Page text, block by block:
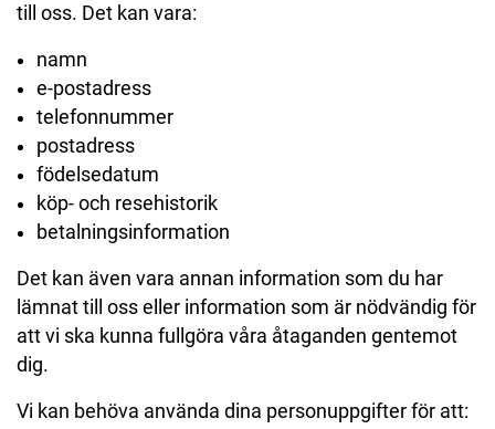
till oss. Det kan vara:
namn
e-postadress
telefonnummer
postadress
födelsedatum
köp- och resehistorik
betalningsinformation
Det kan även vara annan information som du har
lämnat till oss eller information som är nödvändig för
att vi ska kunna fullgöra våra åtaganden gentemot
dig.
Vi kan behöva använda dina personuppgifter för att: